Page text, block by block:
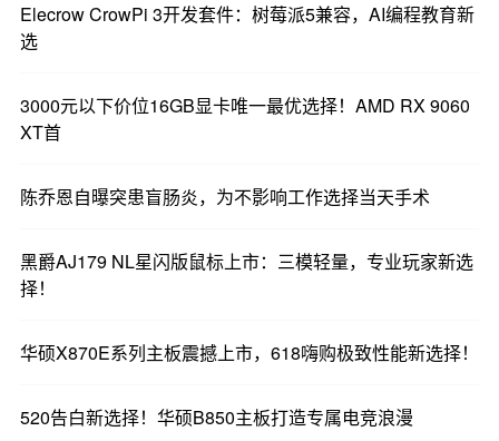
Elecrow CrowPi 3开发套件：树莓派5兼容，AI编程教育新
选
3000元以下价位16GB显卡唯一最优选择！AMD RX 9060
XT首
陈乔恩自曝突患盲肠炎，为不影响工作选择当天手术
黑爵AJ179 NL星闪版鼠标上市：三模轻量，专业玩家新选
择！
华硕X870E系列主板震撼上市，618嗨购极致性能新选择！
520告白新选择！华硕B850主板打造专属电竞浪漫